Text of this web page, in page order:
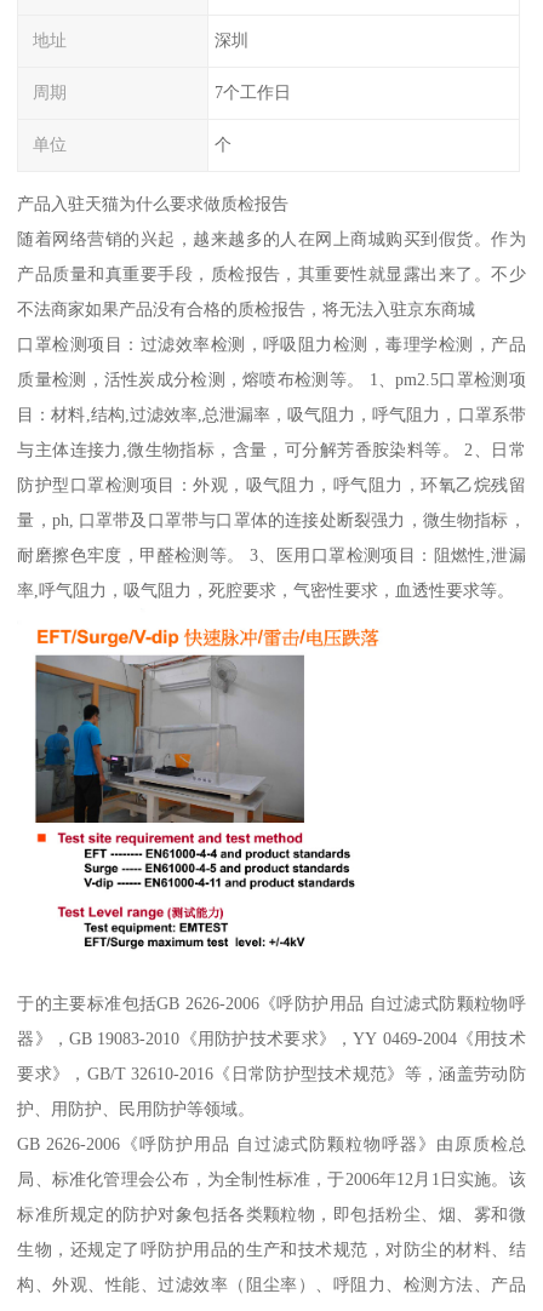
地址 深圳
周期 7个工作日
单位 个
产品入驻天猫为什么要求做质检报告
随着网络营销的兴起，越来越多的人在网上商城购买到假货。作为
产品质量和真重要手段，质检报告，其重要性就显露出来了。不少
不法商家如果产品没有合格的质检报告，将无法入驻京东商城
口罩检测项目：过滤效率检测，呼吸阻力检测，毒理学检测，产品
质量检测，活性炭成分检测，熔喷布检测等。 1、pm2.5口罩检测项
目：材料,结构,过滤效率,总泄漏率，吸气阻力，呼气阻力，口罩系带
与主体连接力,微生物指标，含量，可分解芳香胺染料等。 2、日常
防护型口罩检测项目：外观，吸气阻力，呼气阻力，环氧乙烷残留
量，ph, 口罩带及口罩带与口罩体的连接处断裂强力，微生物指标，
耐磨擦色牢度，甲醛检测等。 3、医用口罩检测项目：阻燃性,泄漏
率,呼气阻力，吸气阻力，死腔要求，气密性要求，血透性要求等。
于的主要标准包括GB 2626-2006《呼防护用品 自过滤式防颗粒物呼
器》，GB 19083-2010《用防护技术要求》，YY 0469-2004《用技术
要求》，GB/T 32610-2016《日常防护型技术规范》等，涵盖劳动防
护、用防护、民用防护等领域。
GB 2626-2006《呼防护用品 自过滤式防颗粒物呼器》由原质检总
局、标准化管理会公布，为全制性标准，于2006年12月1日实施。该
标准所规定的防护对象包括各类颗粒物，即包括粉尘、烟、雾和微
生物，还规定了呼防护用品的生产和技术规范，对防尘的材料、结
构、外观、性能、过滤效率（阻尘率）、呼阻力、检测方法、产品